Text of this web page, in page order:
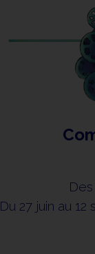
Du 27 juin au